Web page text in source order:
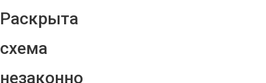
Раскрыта
схема
незаконно